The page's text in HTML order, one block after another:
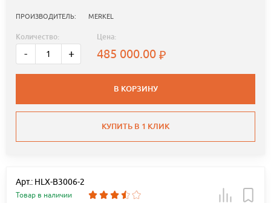
ПРОИЗВОДИТЕЛЬ: MERKEL
Количество:
- +
Цена:
485 000.00
В КОРЗИНУ
КУПИТЬ В 1 КЛИК
Арт.: HLX-B3006-2
Товар в наличии